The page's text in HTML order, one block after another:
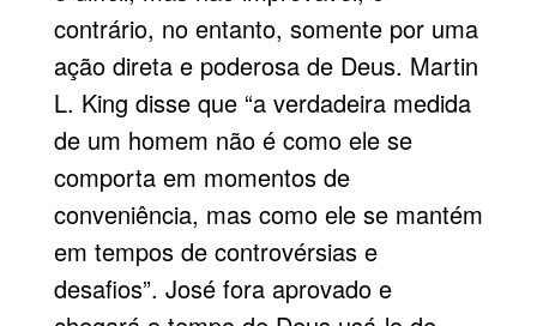
contrário, no entanto, somente por uma
ação direta e poderosa de Deus. Martin
L. King disse que “a verdadeira medida
de um homem não é como ele se
comporta em momentos de
conveniência, mas como ele se mantém
em tempos de controvérsias e
desafios”. José fora aprovado e